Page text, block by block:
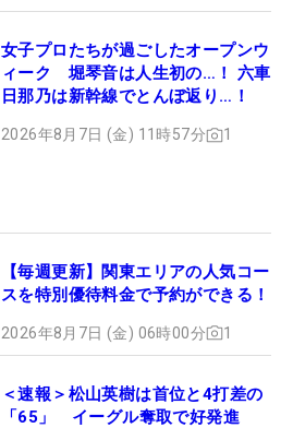
女子プロたちが過ごしたオープンウ
ィーク 堀琴音は人生初の…！ 六車
日那乃は新幹線でとんぼ返り…！
2026年8月7日 (金) 11時57分 1
【毎週更新】関東エリアの人気コー
スを特別優待料金で予約ができる！
2026年8月7日 (金) 06時00分 1
＜速報＞松山英樹は首位と4打差の
「65」 イーグル奪取で好発進